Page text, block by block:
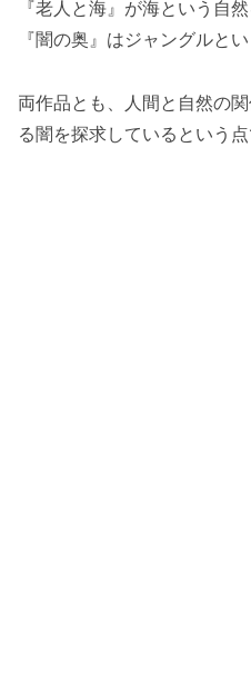
『老人と海』が海という自
『闇の奥』はジャングルと
両作品とも、人間と自然の
る闇を探求しているという点